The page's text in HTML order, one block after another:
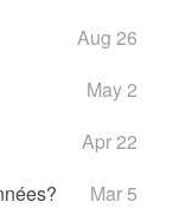
Aug 26
May 2
Apr 22
Mar 5